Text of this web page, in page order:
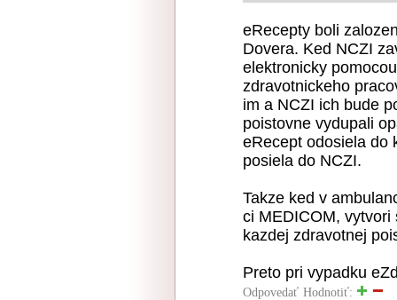
eRecepty boli
Dovera. Ked NCZI
elektronicky
zdravotnickeho
im a NCZI ich bude
poistovne vydupali
eRecept odosiela do
posiela do NCZI.
Takze ked v
ci MEDICOM,
kazdej zdravotnej
Preto pri vypadku
Odpovedať Hodnotiť: